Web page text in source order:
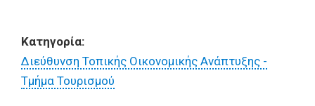
Κατηγορία:
Διεύθυνση Τοπικής Οικονομικής Ανάπτυξης -
Τμήμα Τουρισμού